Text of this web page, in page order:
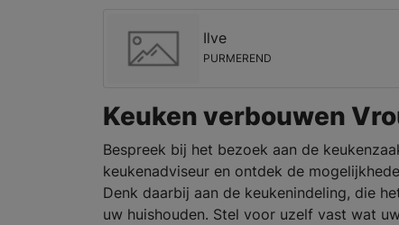
Ilve
PURMEREND
Keuken verbouwen
Bespreek bij het bezoek aan de
keukenadviseur en ontdek de
Denk daarbij aan de keukenindeling, die
uw huishouden. Stel voor uzelf vast wat